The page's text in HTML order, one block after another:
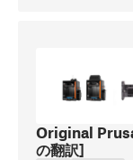
Original
の翻訳]